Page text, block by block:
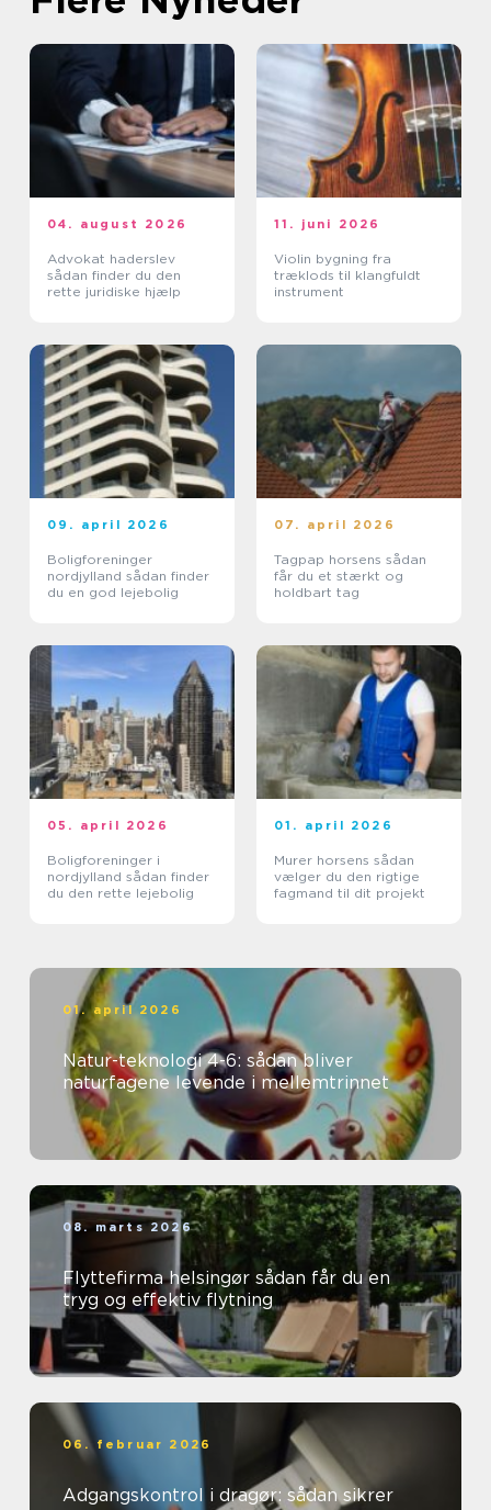
04. august 2026
Advokat haderslev
sådan finder du den
rette juridiske hjælp
11. juni 2026
Violin bygning fra
træklods til klangfuldt
instrument
09. april 2026
Boligforeninger
nordjylland sådan finder
du en god lejebolig
07. april 2026
Tagpap horsens sådan
får du et stærkt og
holdbart tag
05. april 2026
Boligforeninger i
nordjylland sådan finder
du den rette lejebolig
01. april 2026
Murer horsens sådan
vælger du den rigtige
fagmand til dit projekt
01. april 2026
Natur-teknologi 4-6: sådan bliver
naturfagene levende i mellemtrinnet
08. marts 2026
Flyttefirma helsingør sådan får du en
tryg og effektiv flytning
06. februar 2026
Adgangskontrol i dragør: sådan sikrer